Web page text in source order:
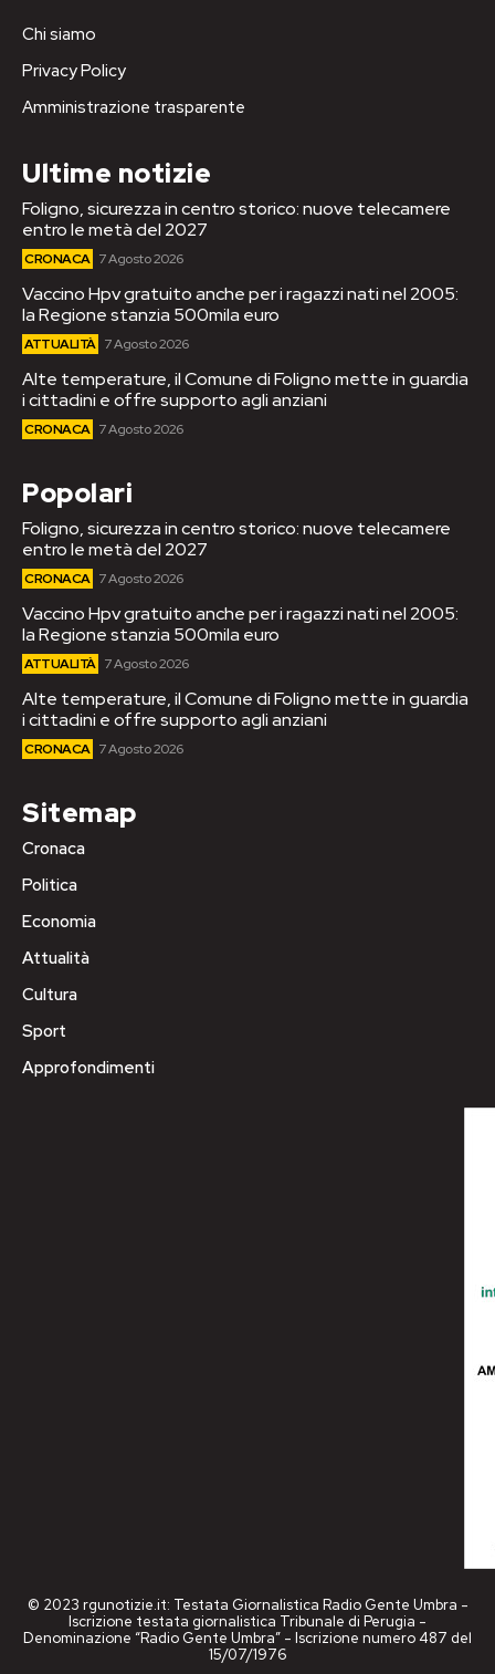
Chi siamo
Privacy Policy
Amministrazione trasparente
Ultime notizie
Foligno, sicurezza in centro storico: nuove telecamere
entro le metà del 2027
CRONACA 7 Agosto 2026
Vaccino Hpv gratuito anche per i ragazzi nati nel 2005:
la Regione stanzia 500mila euro
ATTUALITÀ 7 Agosto 2026
Alte temperature, il Comune di Foligno mette in guardia
i cittadini e offre supporto agli anziani
CRONACA 7 Agosto 2026
Popolari
Foligno, sicurezza in centro storico: nuove telecamere
entro le metà del 2027
CRONACA 7 Agosto 2026
Vaccino Hpv gratuito anche per i ragazzi nati nel 2005:
la Regione stanzia 500mila euro
ATTUALITÀ 7 Agosto 2026
Alte temperature, il Comune di Foligno mette in guardia
i cittadini e offre supporto agli anziani
CRONACA 7 Agosto 2026
Sitemap
Cronaca
Politica
Economia
Attualità
Cultura
Sport
Approfondimenti
© 2023 rgunotizie.it: Testata Giornalistica Radio Gente Umbra -
Iscrizione testata giornalistica Tribunale di Perugia -
Denominazione “Radio Gente Umbra” - Iscrizione numero 487 del
15/07/1976